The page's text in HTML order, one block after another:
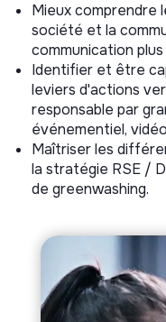
Mieux comprendre
société et la
communication
Identifier et être
leviers d'actions
responsable par
événementiel,
Maîtriser les
la stratégie RSE /
de greenwashing.